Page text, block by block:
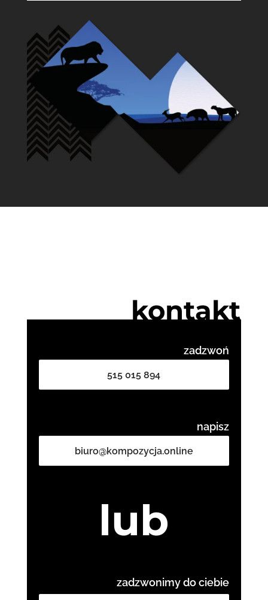
kontakt
zadzwoń
515 015 894
napisz
biuro@kompozycja.online
lub
zadzwonimy do ciebie